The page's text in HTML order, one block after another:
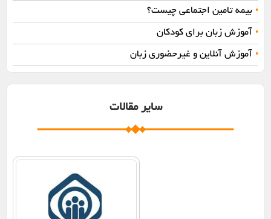
• بیمه تامین اجتماعی چیست؟
• آموزش زبان برای کودکان
• آموزش آنلاین و غیرحضوری زبان
سایر مقالات